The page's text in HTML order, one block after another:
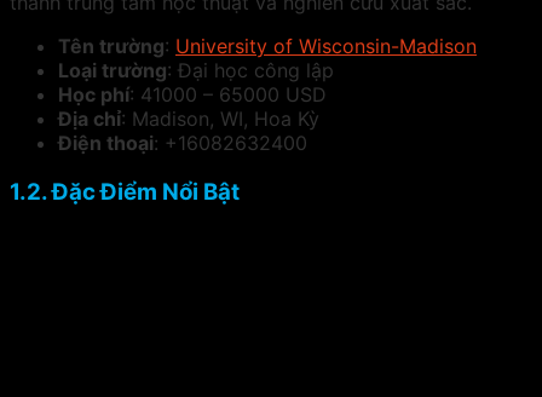
Tên trường: University of Wisconsin-Madison
Loại trường: Đại học công lập
Học phí: 41000 – 65000 USD
Địa chỉ: Madison, WI, Hoa Kỳ
Điện thoại: +16082632400
1.2. Đặc Điểm Nổi Bật